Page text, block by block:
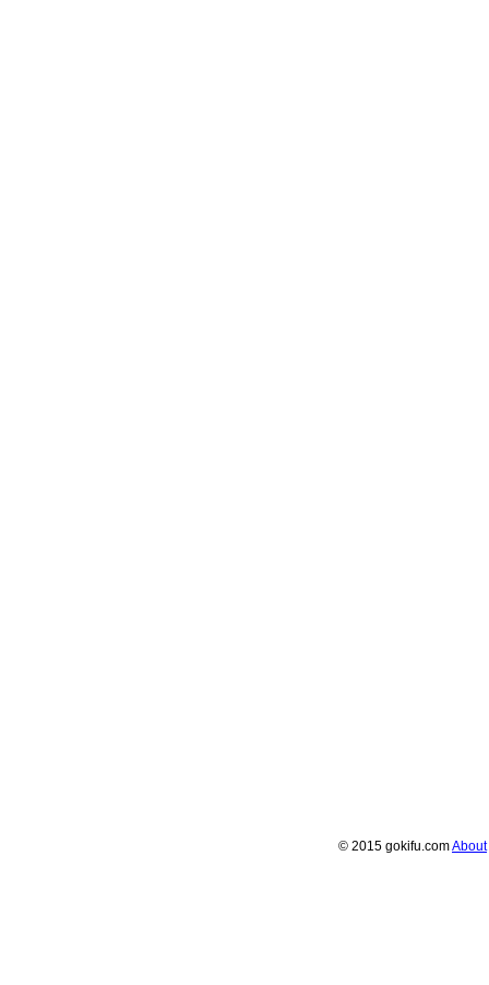
© 2015 gokifu.comAbout